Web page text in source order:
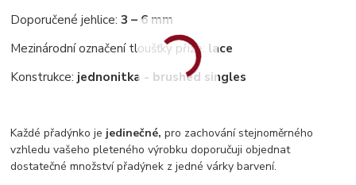
Doporučené jehlice:3 – 6 mm
Mezinárodní označení tloušťky příze: lace
Konstrukce: jednonitka - brushed singles
Každé přadýnko je jedinečné, pro zachování stejnoměrného
vzhledu vašeho pleteného výrobku doporučuji objednat
dostatečné množství přadýnek z jedné várky barvení.